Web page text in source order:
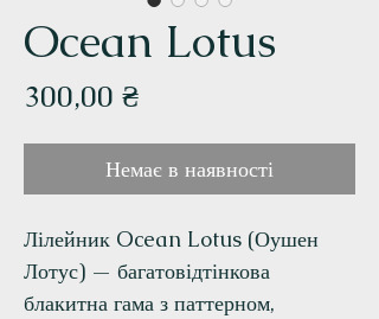
Ocean Lotus
300,00 ₴Ціна
Немає в наявності
Лілейник Ocean Lotus (Оушен
Лотус) — багатовідтінкова
блакитна гама з паттерном,